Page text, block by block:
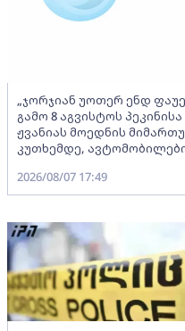
„ჯორჯიან უოთერ ენდ
გამო 8 აგვისტოს
ჟვანიას მოედნის
კუთხემდე,
2026/08/07 17:49